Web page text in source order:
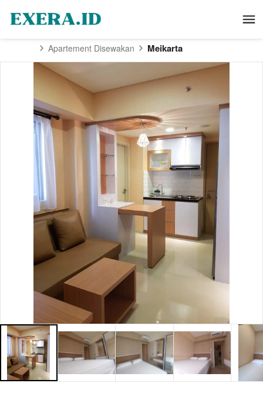
Apartement Disewakan Meikarta